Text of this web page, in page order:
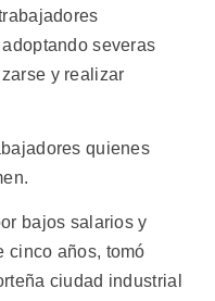
severas
y realizar
quienes
bajos salarios y
cinco años, tomó
ciudad industrial